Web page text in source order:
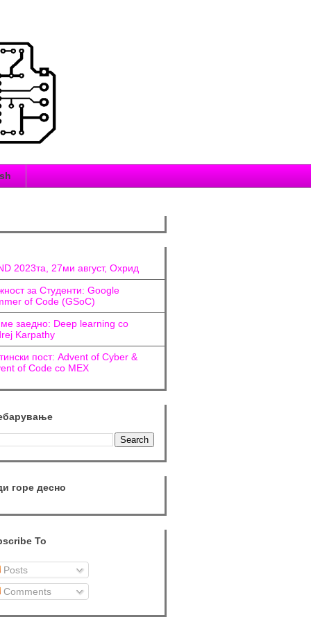
2023та, 27ми август, Охрид
за Студенти: Google
of Code (GSoC)
заедно: Deep learning со
Karpathy
пост: Advent of Cyber &
of Code со МЕХ
горе десно
To
Posts
Comments